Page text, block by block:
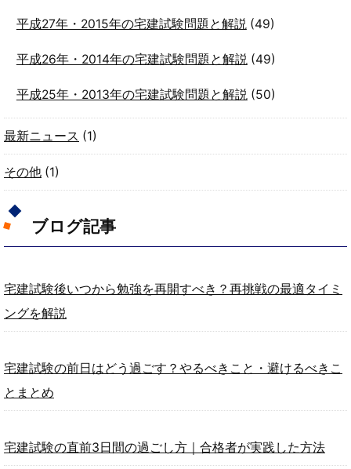
平成27年・2015年の宅建試験問題と解説(49)
平成26年・2014年の宅建試験問題と解説(49)
平成25年・2013年の宅建試験問題と解説(50)
最新ニュース (1)
その他 (1)
ブログ記事
宅建試験後いつから勉強を再開すべき？再挑戦の最適タイミ
ングを解説
宅建試験の前日はどう過ごす？やるべきこと・避けるべきこ
とまとめ
宅建試験の直前3日間の過ごし方｜合格者が実践した方法